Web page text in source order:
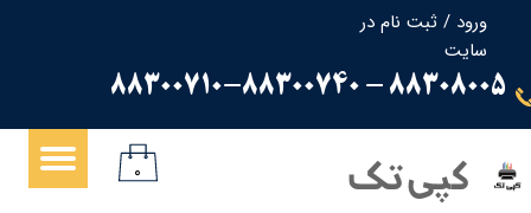
ورود / ثبت نام در
سایت
حساب کاربری من
تغییر گذر واژه
سفارشات
88308005 - 88300710-88300740
کپی تک ۰